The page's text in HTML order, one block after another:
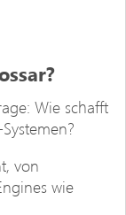
Wie schafft
von
wie